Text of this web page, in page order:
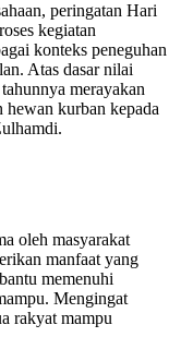
peringatan Hari
kegiatan
konteks peneguhan
Atas dasar nilai
merayakan
kurban kepada
oleh masyarakat
manfaat yang
memenuhi
Mengingat
rakyat mampu